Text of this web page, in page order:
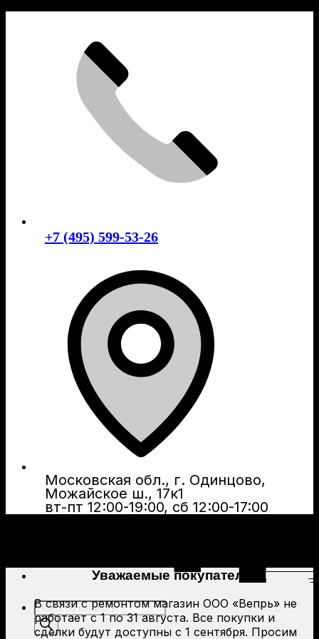
+7 (495) 599-53-26
Московская обл., г. Одинцово,
Можайское ш., 17к1
вт-пт 12:00-19:00, сб 12:00-17:00
Поиск
товаров
Уважаемые покупатели!
В связи с ремонтом магазин ООО «Вепрь» не
работает с 1 по 31 августа. Все покупки и
сделки будут доступны с 1 сентября. Просим